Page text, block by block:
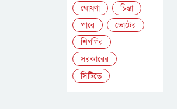
ঘোষণা
চিন্তা
পারে
ভোটের
শিগগির
সরকারের
সিটিতে